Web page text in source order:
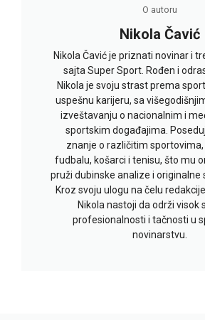
O autoru
Nikola Čavić
Nikola Čavić je priznati novinar i
sajta Super Sport. Rođen i
Nikola je svoju strast prema
uspešnu karijeru, sa
izveštavanju o nacionalnim i
sportskim događajima.
znanje o različitim sportovima,
fudbalu, košarci i tenisu, što mu
pruži dubinske analize i originalne
Kroz svoju ulogu na čelu
Nikola nastoji da održi visok
profesionalnosti i tačnosti u
novinarstvu.